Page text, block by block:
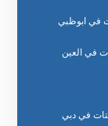
في ابوظبي
في العين
في دبي